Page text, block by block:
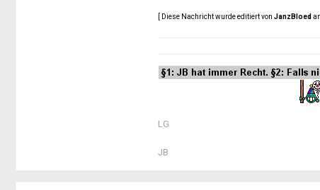
[ Diese Nachricht wurde editiert von JanzBloed
LG
JB